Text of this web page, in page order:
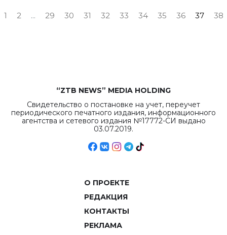
1 2 ... 29 30 31 32 33 34 35 36 37 38
“ZTB NEWS” MEDIA HOLDING
Свидетельство о постановке на учет, переучет
периодического печатного издания, информационного
агентства и сетевого издания №17772-СИ выдано
03.07.2019.
О ПРОЕКТЕ
РЕДАКЦИЯ
КОНТАКТЫ
РЕКЛАМА